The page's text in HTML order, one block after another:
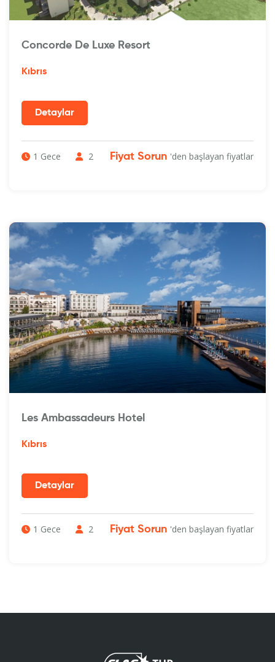
Concorde De Luxe Resort
Kıbrıs
1 Gece 2 Fiyat Sorun 'den başlayan fiyatlar
Les Ambassadeurs Hotel
Kıbrıs
1 Gece 2 Fiyat Sorun 'den başlayan fiyatlar